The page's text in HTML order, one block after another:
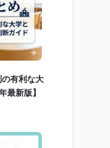
有利な大
最新版】